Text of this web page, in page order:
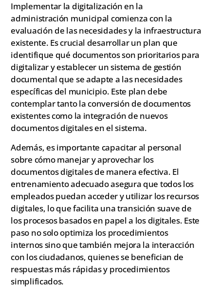
Implementar la digitalización en la
administración municipal comienza con la
evaluación de las necesidades y la infraestructura
existente. Es crucial desarrollar un plan que
identifique qué documentos son prioritarios para
digitalizar y establecer un sistema de gestión
documental que se adapte a las necesidades
específicas del municipio. Este plan debe
contemplar tanto la conversión de documentos
existentes como la integración de nuevos
documentos digitales en el sistema.
Además, es importante capacitar al personal
sobre cómo manejar y aprovechar los
documentos digitales de manera efectiva. El
entrenamiento adecuado asegura que todos los
empleados puedan acceder y utilizar los recursos
digitales, lo que facilita una transición suave de
los procesos basados en papel a los digitales. Este
paso no solo optimiza los procedimientos
internos sino que también mejora la interacción
con los ciudadanos, quienes se benefician de
respuestas más rápidas y procedimientos
simplificados.